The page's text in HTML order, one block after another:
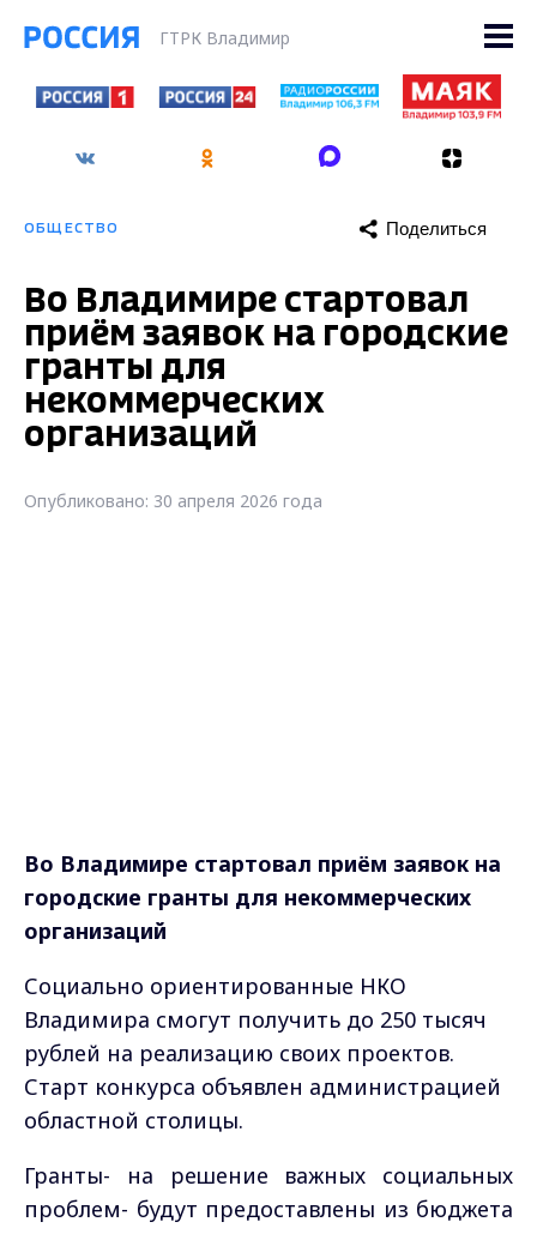
ГТРК Владимир
ОБЩЕСТВО Поделиться
Во Владимире стартовал
приём заявок на городские
гранты для
некоммерческих
организаций
Опубликовано: 30 апреля 2026 года
Во Владимире стартовал приём заявок на
городские гранты для некоммерческих
организаций
Социально ориентированные НКО
Владимира смогут получить до 250 тысяч
рублей на реализацию своих проектов.
Старт конкурса объявлен администрацией
областной столицы.
Гранты- на решение важных социальных
проблем- будут предоставлены из бюджета